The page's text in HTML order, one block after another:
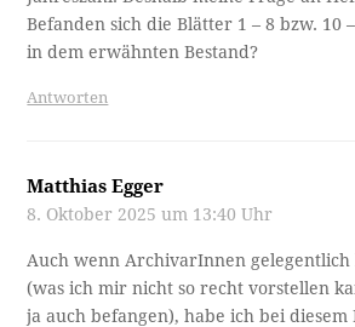
Befanden sich die Blätter 1 – 8 bzw. 10
in dem erwähnten Bestand?
Antworten
Matthias Egger
8. Oktober 2025 um 13:40 Uhr
Auch wenn ArchivarInnen gelegentlich
(was ich mir nicht so recht vorstellen
ja auch befangen), habe ich bei diesem